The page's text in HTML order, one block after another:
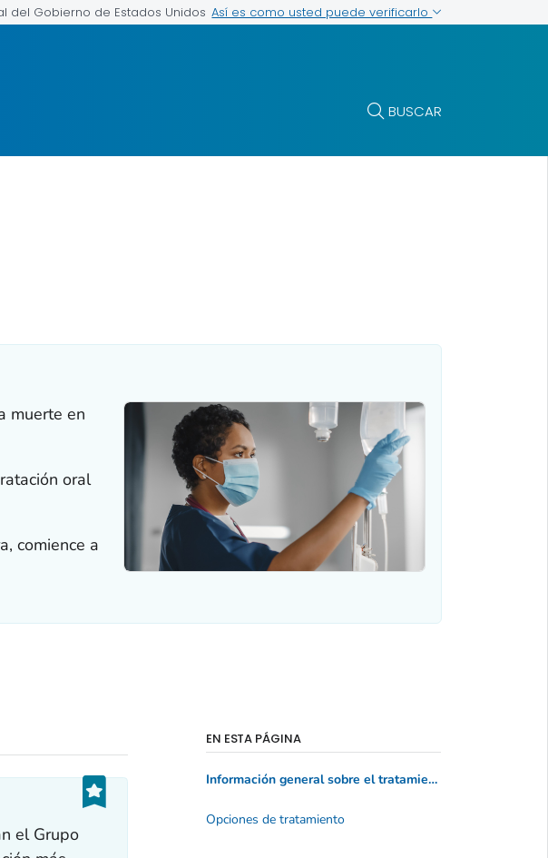
del Gobierno de Estados Unidos Así es como usted puede verificarlo
BUSCAR
muerte en
oral
comience a
el Grupo
EN ESTA PÁGINA
Información general sobre el tratamiento
Opciones de tratamiento